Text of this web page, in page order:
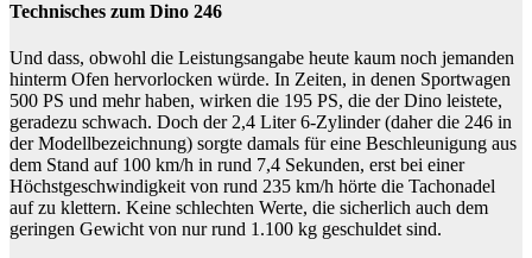
Technisches zum Dino 246
Und dass, obwohl die Leistungsangabe heute kaum noch jemanden
hinterm Ofen hervorlocken würde. In Zeiten, in denen Sportwagen
500 PS und mehr haben, wirken die 195 PS, die der Dino leistete,
geradezu schwach. Doch der 2,4 Liter 6-Zylinder (daher die 246 in
der Modellbezeichnung) sorgte damals für eine Beschleunigung aus
dem Stand auf 100 km/h in rund 7,4 Sekunden, erst bei einer
Höchstgeschwindigkeit von rund 235 km/h hörte die Tachonadel
auf zu klettern. Keine schlechten Werte, die sicherlich auch dem
geringen Gewicht von nur rund 1.100 kg geschuldet sind.